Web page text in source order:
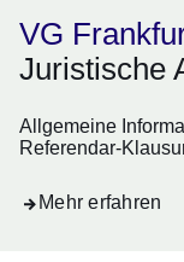
VG
Juristische
Allgemeine
Referendar-
Mehr erfahren